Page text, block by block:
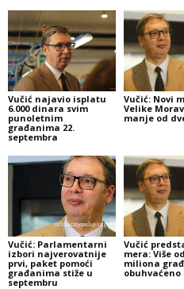
Vučić najavio isplatu
6.000 dinara svim
punoletnim
građanima 22.
septembra
Vučić: Novi
Velike
manje od
Vučić: Parlamentarni
izbori najverovatnije
prvi, paket pomoći
građanima stiže u
septembru
Vučić
mera: Više
miliona
obuhvaćeno